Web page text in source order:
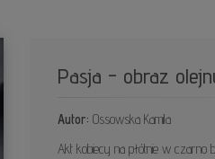
Pasja - obraz
Autor: Ossowska Kamila
Akt kobiecy na płótnie w czarno